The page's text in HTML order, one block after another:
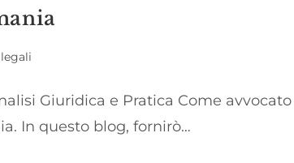
Giuridica e Pratica Come
In questo blog, fornirò…